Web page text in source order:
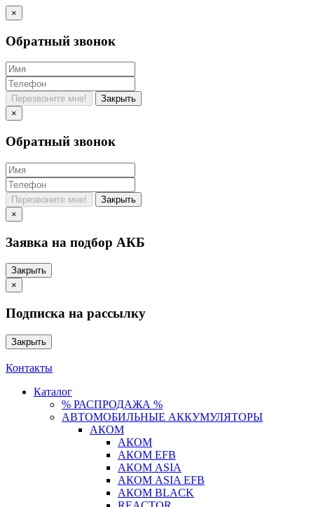
×
Обратный звонок
Перезвоните мне!
Закрыть
×
Обратный звонок
Перезвоните мне!
Закрыть
×
Заявка на подбор АКБ
Закрыть
×
Подписка на рассылку
Закрыть
Контакты
Каталог
% РАСПРОДАЖА %
АВТОМОБИЛЬНЫЕ АККУМУЛЯТОРЫ
АКОМ
АКОМ
АКОМ EFB
АКОМ ASIA
АКОМ ASIA EFB
АКОМ BLACK